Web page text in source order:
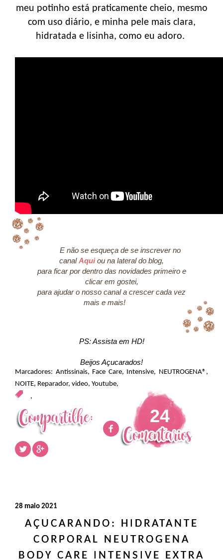
meu potinho está praticamente cheio, mesmo
com uso diário, e minha pele mais clara,
hidratada e lisinha, como eu adoro.
E não se esqueça de se inscrever no
canalAquiou na lateral do blog,
para ficar por dentro das novidades primeiro e
clicar em gostei,
para ajudar o nosso canal a crescer cada vez
mais e mais!
PS: Assista em HD!
Beijos Açucarados!
Marcadores: Antissinais, Face Care, Intensive, NEUTROGENA® ,
NOITE, Reparador, video, Youtube,
,
24
28 maio 2021
AÇUCARANDO: HIDRATANTE
CORPORAL NEUTROGENA
BODY CARE INTENSIVE EXTRA